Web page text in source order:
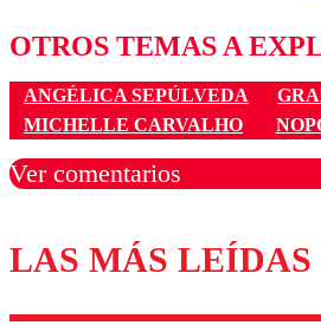
OTROS TEMAS A
ANGÉLICA SEPÚLVEDA
MICHELLE CARVALHO
Ver comentarios
Los comentarios son moderados
diálogo
LAS MÁS LEÍDAS